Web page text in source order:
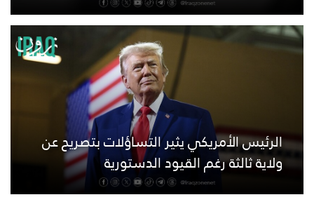
الرئيس الأمريكي يثير التساؤلات بتصريح عن
ولاية ثالثة رغم القيود الدستورية